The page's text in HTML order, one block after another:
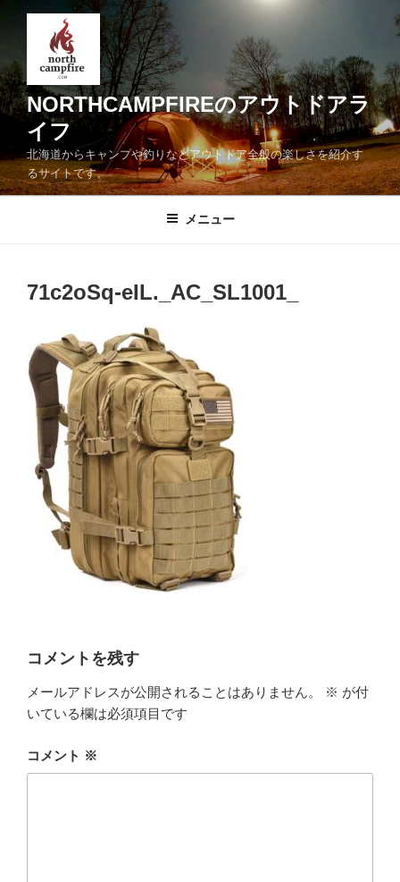
ン
ツ
へ
キ
ッ
NORTHCAMPFIREのアウトドアラ
イフ
北海道からキャンプや釣りなどアウトドア全般の楽しさを紹介す
るサイトです。
メニュー
71c2oSq-eIL._AC_SL1001_
コメントを残す
メールアドレスが公開されることはありません。 ※ が付
いている欄は必須項目です
コメント ※